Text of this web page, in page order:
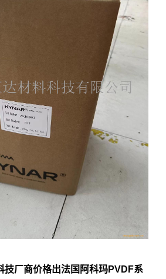
技厂商价格出法国阿科玛PVDF系